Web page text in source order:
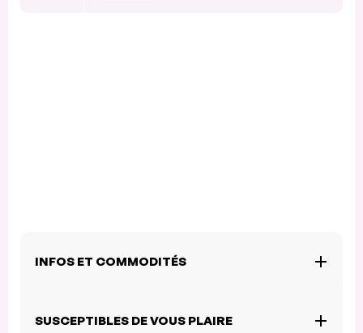
INFOS ET COMMODITÉS
SUSCEPTIBLES DE VOUS PLAIRE